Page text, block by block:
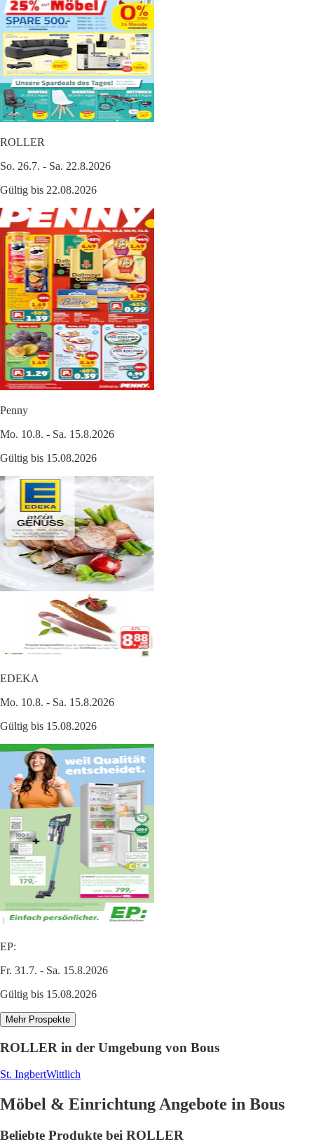
ROLLER
So. 26.7. - Sa. 22.8.2026
Gültig bis 22.08.2026
Penny
Mo. 10.8. - Sa. 15.8.2026
Gültig bis 15.08.2026
EDEKA
Mo. 10.8. - Sa. 15.8.2026
Gültig bis 15.08.2026
EP:
Fr. 31.7. - Sa. 15.8.2026
Gültig bis 15.08.2026
Mehr Prospekte
ROLLER in der Umgebung von Bous
St. IngbertWittlich
Möbel & Einrichtung Angebote in Bous
Beliebte Produkte bei ROLLER